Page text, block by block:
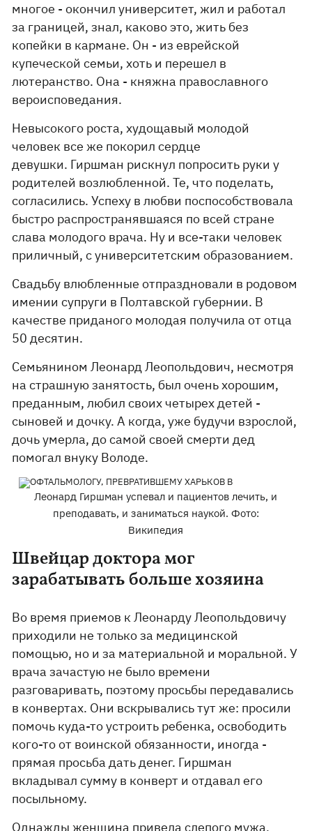
многое - окончил университет, жил и работал
за границей, знал, каково это, жить без
копейки в кармане. Он - из еврейской
купеческой семьи, хоть и перешел в
лютеранство. Она - княжна православного
вероисповедания.
Невысокого роста, худощавый молодой
человек все же покорил сердце
девушки. Гиршман рискнул попросить руки у
родителей возлюбленной. Те, что поделать,
согласились. Успеху в любви поспособствовала
быстро распространявшаяся по всей стране
слава молодого врача. Ну и все-таки человек
приличный, с университетским образованием.
Свадьбу влюбленные отпраздновали в родовом
имении супруги в Полтавской губернии. В
качестве приданого молодая получила от отца
50 десятин.
Семьянином Леонард Леопольдович, несмотря
на страшную занятость, был очень хорошим,
преданным, любил своих четырех детей -
сыновей и дочку. А когда, уже будучи взрослой,
дочь умерла, до самой своей смерти дед
помогал внуку Володе.
Леонард Гиршман успевал и пациентов лечить, и
преподавать, и заниматься наукой. Фото:
Википедия
Швейцар доктора мог
зарабатывать больше хозяина
Во время приемов к Леонарду Леопольдовичу
приходили не только за медицинской
помощью, но и за материальной и моральной. У
врача зачастую не было времени
разговаривать, поэтому просьбы передавались
в конвертах. Они вскрывались тут же: просили
помочь куда-то устроить ребенка, освободить
кого-то от воинской обязанности, иногда -
прямая просьба дать денег. Гиршман
вкладывал сумму в конверт и отдавал его
посыльному.
Однажды женщина привела слепого мужа,